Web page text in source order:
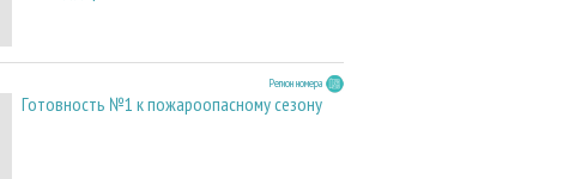
Регион номера
Готовность №1 к пожароопасному сезону